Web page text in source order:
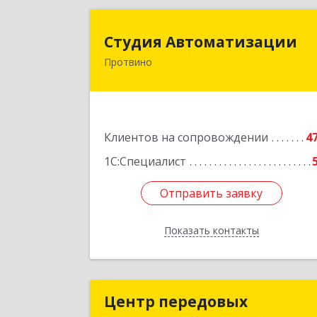
Студия Автоматизации
Протвино
Клиентов на сопровождении
1С:Специалист
Отправить заявку
Показать контакты
142281, Московская обл, Протвино г,
Отправить заявку
Назад
Центр передовых
Центр передовых